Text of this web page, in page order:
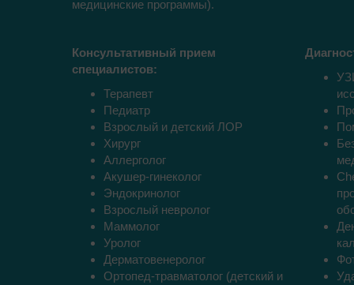
медицинские программы).
Консультативный прием
специалистов:
Терапевт
Педиатр
Взрослый и детский ЛОР
Хирург
Аллерголог
Акушер-гинеколог
Эндокринолог
Взрослый невролог
Маммолог
Уролог
Дерматовенеролог
Ортопед-травматолог (детский и